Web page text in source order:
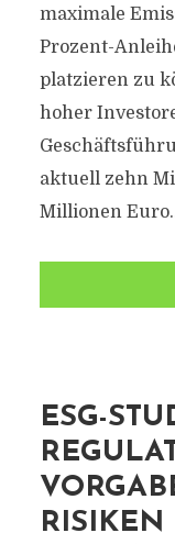
maximale
Prozent-
platzieren zu
hoher
aktuell zehn
Millionen
ESG-
RISIKEN